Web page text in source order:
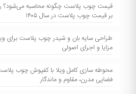
قیمت چوب پلاست چگونه محاسبه می‌شود؟
بر قیمت چوب پلاست در سال ۱۴۰۵
طراحی سایه بان و شیدر چوب پلاست برای
مزایا و اجرای اصولی
محوطه سازی کامل ویلا با کفپوش چوب
فضایی مدرن، مقاوم و ماندگار